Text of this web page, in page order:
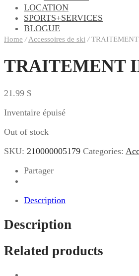
LOCATION
SPORTS+SERVICES
BLOGUE
Home / Accessoires de ski /TRAITEMENT
TRAITEMENT
21.99 $
Inventaire épuisé
Out of stock
SKU: 210000005179 Categories:
Partager
Description
Description
Related products